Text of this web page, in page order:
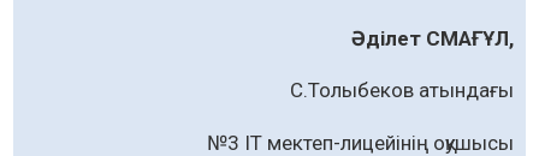
Әділет СМАҒҰЛ,
С.Толыбеков атындағы
№3 IT мектеп-лицейінің оқушысы